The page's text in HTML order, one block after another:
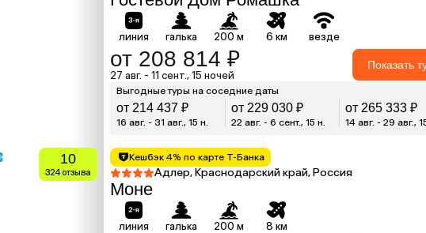
линия галька 200 м 6 км везде
от 208 814 ₽
27 авг. - 11 сент., 15 ночей
Показать
Выгодные туры на соседние даты
от 214 437 ₽
16 авг. - 31 авг., 15 н.
от 229 030 ₽
22 авг. - 6 сент., 15 н.
от 265 333 ₽
14 авг. - 29 авг.,
10
324 отзыва
Кешбэк 4% по карте Т-Банка
Адлер, Краснодарский край, Россия
Моне
линия галька 200 м 8 км